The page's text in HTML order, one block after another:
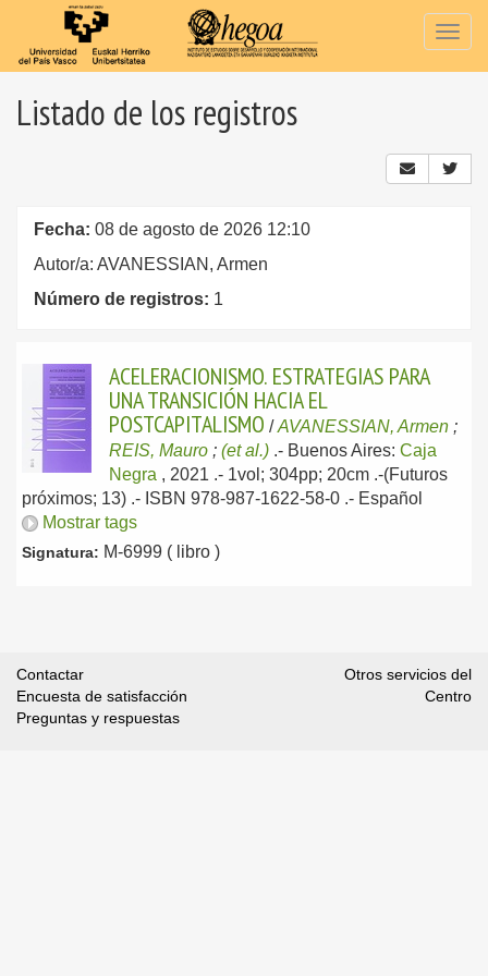
Listado de los registros
Fecha: 08 de agosto de 2026 12:10
Autor/a: AVANESSIAN, Armen
Número de registros: 1
ACELERACIONISMO. ESTRATEGIAS PARA
UNA TRANSICIÓN HACIA EL
POSTCAPITALISMO /AVANESSIAN, Armen ;
REIS, Mauro ; (et al.) .- Buenos Aires: Caja
Negra , 2021 .- 1vol; 304pp; 20cm .-(Futuros
próximos; 13) .- ISBN 978-987-1622-58-0 .- Español
Mostrar tags
Signatura: M-6999 ( libro )
Contactar
Encuesta de satisfacción
Preguntas y respuestas
Otros servicios del
Centro